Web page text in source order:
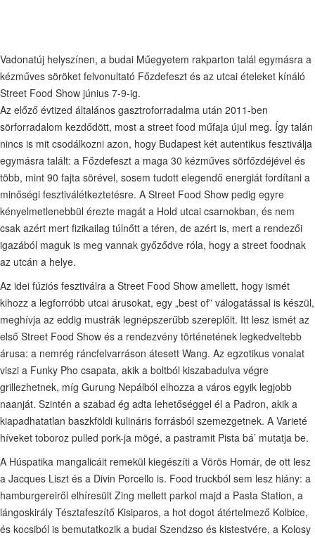
Vadonatúj helyszínen, a budai Műegyetem rakparton talál egymásra a
kézműves söröket felvonultató Főzdefeszt és az utcai ételeket kínáló
Street Food Show június 7-9-ig.
Az előző évtized általános gasztroforradalma után 2011-ben
sörforradalom kezdődött, most a street food műfaja újul meg. Így talán
nincs is mit csodálkozni azon, hogy Budapest két autentikus fesztiválja
egymásra talált: a Főzdefeszt a maga 30 kézműves sörfőzdéjével és
több, mint 90 fajta sörével, sosem tudott elegendő energiát fordítani a
minőségi fesztiválétkeztetésre. A Street Food Show pedig egyre
kényelmetlenebbül érezte magát a Hold utcai csarnokban, és nem
csak azért mert fizikailag túlnőtt a téren, de azért is, mert a rendezői
igazából maguk is meg vannak győződve róla, hogy a street foodnak
az utcán a helye.
Az idei fúziós fesztiválra a Street Food Show amellett, hogy ismét
kihozz a legforróbb utcai árusokat, egy „best of” válogatással is készül,
meghívja az eddig mustrák legnépszerűbb szereplőit. Itt lesz ismét az
első Street Food Show és a rendezvény történetének legkedveltebb
árusa: a nemrég ráncfelvarráson átesett Wang. Az egzotikus vonalat
viszi a Funky Pho csapata, akik a boltból kiszabadulva végre
grillezhetnek, míg Gurung Nepálból elhozza a város egyik legjobb
naanját. Szintén a szabad ég adta lehetőséggel él a Padron, akik a
kiapadhatatlan baszkföldi kulináris forrásból szemezgetnek. A Varieté
híveket toboroz pulled pork-ja mögé, a pastramit Pista bá’ mutatja be.
A Húspatika mangalicáit remekül kiegészíti a Vörös Homár, de ott lesz
a Jacques Liszt és a Divin Porcello is. Food truckból sem lesz hiány: a
hamburgereiről elhíresült Zing mellett parkol majd a Pasta Station, a
lángoskirály Tésztafeszítő Kisiparos, a hot dogot átértelmező Kolbice,
és kocsiból is bemutatkozik a budai Szendzso és kistestvére, a Kolosy